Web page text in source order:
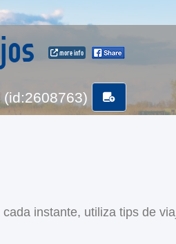
more info
(id:2608763)
instante, utiliza tips de